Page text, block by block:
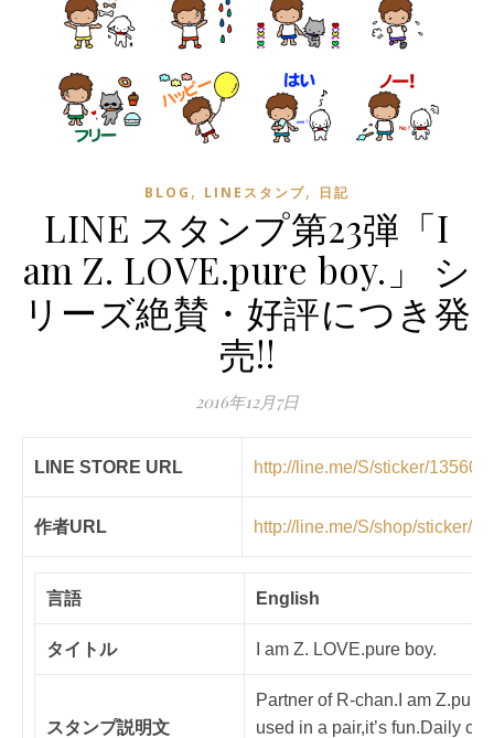
BLOG , LINEスタンプ, 日記
LINE スタンプ第23弾「I
am Z. LOVE.pure boy.」 シ
リーズ絶賛・好評につき発
売!!
2016年12月7日
LINE STORE URL http://line.me/S/sticker/
作者URL http://line.me/S/shop/sticker/
言語 English
タイトル I am Z. LOVE.pure boy.
スタンプ説明文
Partner of R-chan.I am Z.pure
used in a pair,it’s fun.Daily